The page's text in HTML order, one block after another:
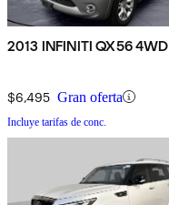
2013 INFINITI QX56 4WD
$6,495 Gran oferta
Incluye tarifas de conc.